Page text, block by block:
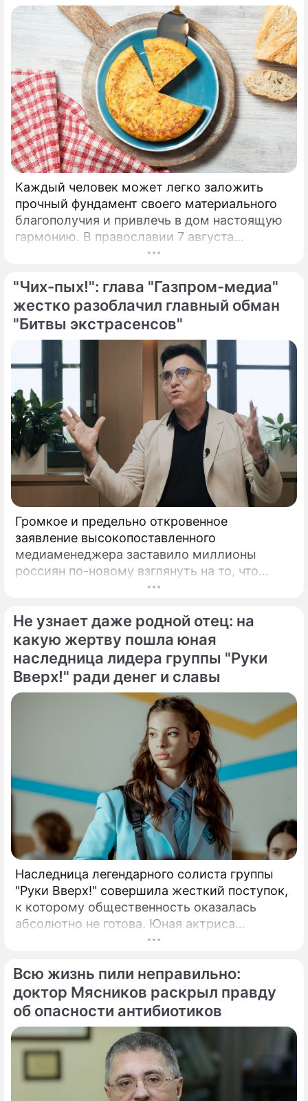
Каждый человек может легко заложить
прочный фундамент своего материального
благополучия и привлечь в дом настоящую
гармонию. В православии 7 августа
почитают память праведной Анны, матери
"Чих-пых!": глава "Газпром-медиа"
жестко разоблачил главный обман
"Битвы экстрасенсов"
Громкое и предельно откровенное
заявление высокопоставленного
медиаменеджера заставило миллионы
россиян по-новому взглянуть на то, что
годами происходит на экране главного
Генеральный директор мощнейшего
холдинга "Газпром-медиа" Александр Жаров
решился на неожидаемый и крайне острый
демарш.
Не узнает даже родной отец: на
какую жертву пошла юная
наследница лидера группы "Руки
Вверх!" ради денег и славы
Наследница легендарного солиста группы
"Руки Вверх!" совершила жесткий поступок,
к которому общественность оказалась
абсолютно не готова. Юная актриса
Вероника Жукова, дочь бессменного лидера
заставила взрогнуть своих многочисленных
поклонников.
Всю жизнь пили неправильно:
доктор Мясников раскрыл правду
об опасности антибиотиков